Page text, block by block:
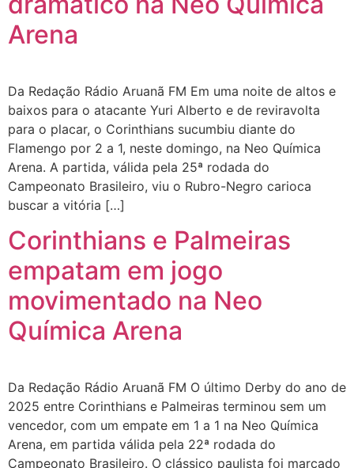
Arena
Da Redação Rádio Aruanã FM Em uma noite de altos e
baixos para o atacante Yuri Alberto e de reviravolta
para o placar, o Corinthians sucumbiu diante do
Flamengo por 2 a 1, neste domingo, na Neo Química
Arena. A partida, válida pela 25ª rodada do
Campeonato Brasileiro, viu o Rubro-Negro carioca
buscar a vitória […]
Corinthians e Palmeiras
empatam em jogo
movimentado na Neo
Química Arena
Da Redação Rádio Aruanã FM O último Derby do ano de
2025 entre Corinthians e Palmeiras terminou sem um
vencedor, com um empate em 1 a 1 na Neo Química
Arena, em partida válida pela 22ª rodada do
Campeonato Brasileiro. O clássico paulista foi marcado